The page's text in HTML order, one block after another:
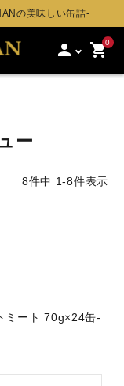
の美味しい缶詰-
person 0
shopping_cart
ー
8件中 1-8件表示
ミート 70g×24缶-